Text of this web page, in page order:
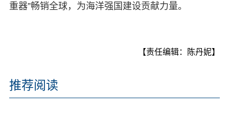
重器”畅销全球，为海洋强国建设贡献力量。
【责任编辑：陈丹妮】
推荐阅读